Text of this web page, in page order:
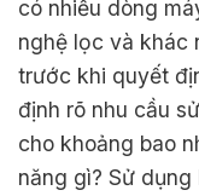
có nhiều dòng
nghệ lọc và khác
trước khi quyết
định rõ nhu cầu
cho khoảng bao
năng gì? Sử